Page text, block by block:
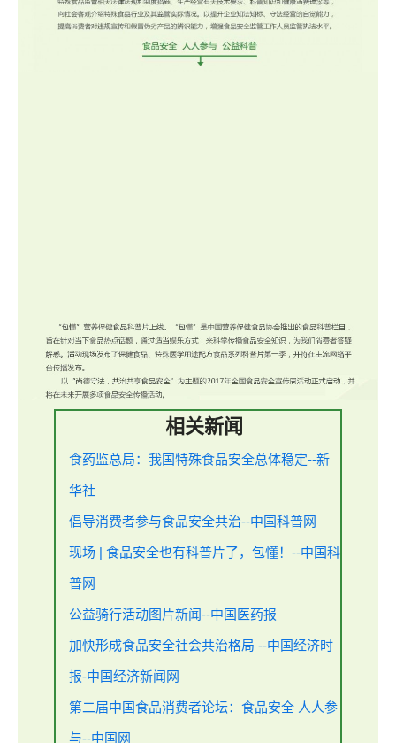
相关新闻
食药监总局：我国特殊食品安全总体稳定--新
华社
倡导消费者参与食品安全共治--中国科普网
现场 | 食品安全也有科普片了，包懂！--中国科
普网
公益骑行活动图片新闻--中国医药报
加快形成食品安全社会共治格局 --中国经济时
报-中国经济新闻网
第二届中国食品消费者论坛：食品安全 人人参
与--中国网